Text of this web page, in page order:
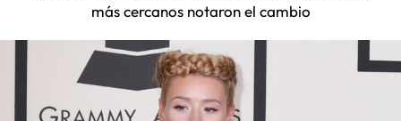
más cercanos notaron el cambio